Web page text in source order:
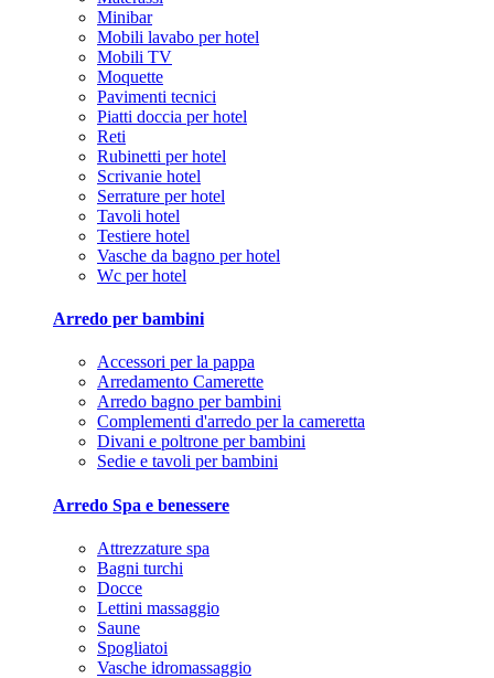
Minibar
Mobili lavabo per hotel
Mobili TV
Moquette
Pavimenti tecnici
Piatti doccia per hotel
Reti
Rubinetti per hotel
Scrivanie hotel
Serrature per hotel
Tavoli hotel
Testiere hotel
Vasche da bagno per hotel
Wc per hotel
Arredo per bambini
Accessori per la pappa
Arredamento Camerette
Arredo bagno per bambini
Complementi d'arredo per la cameretta
Divani e poltrone per bambini
Sedie e tavoli per bambini
Arredo Spa e benessere
Attrezzature spa
Bagni turchi
Docce
Lettini massaggio
Saune
Spogliatoi
Vasche idromassaggio